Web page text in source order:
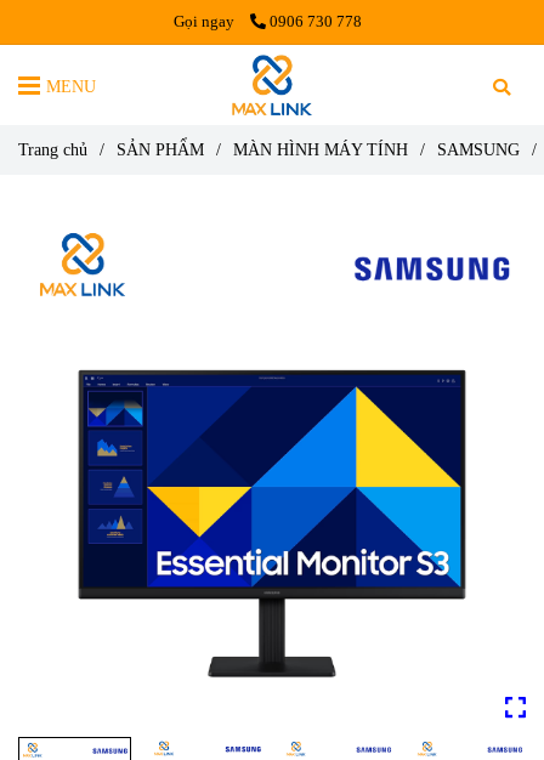
Gọi ngay 0906 730 778
MENU
Trang chủ / SẢN PHẨM / MÀN HÌNH MÁY TÍNH / SAMSUNG /